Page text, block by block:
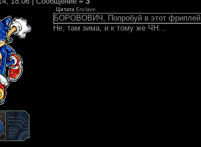
Цитата Enclave
БОРОВОВИЧ, Попробуй в этот фриплей
Не, там зима, и к тому же ЧН...